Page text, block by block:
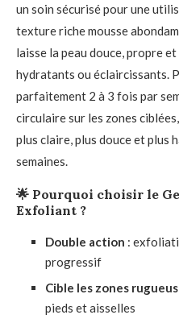
un soin sécurisé pour une
texture riche mousse
laisse la peau douce, propre
hydratants ou éclaircissants.
parfaitement 2 à 3 fois par
circulaire sur les zones
plus claire, plus douce et plus
semaines.
🌟 Pourquoi choisir le
Exfoliant ?
Double action :
progressif
Cible les zones
pieds et aisselles